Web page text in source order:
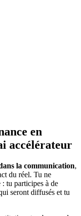
en
accélérateur
la communication,
du réel. Tu ne
: tu participes à de
seront diffusés et tu